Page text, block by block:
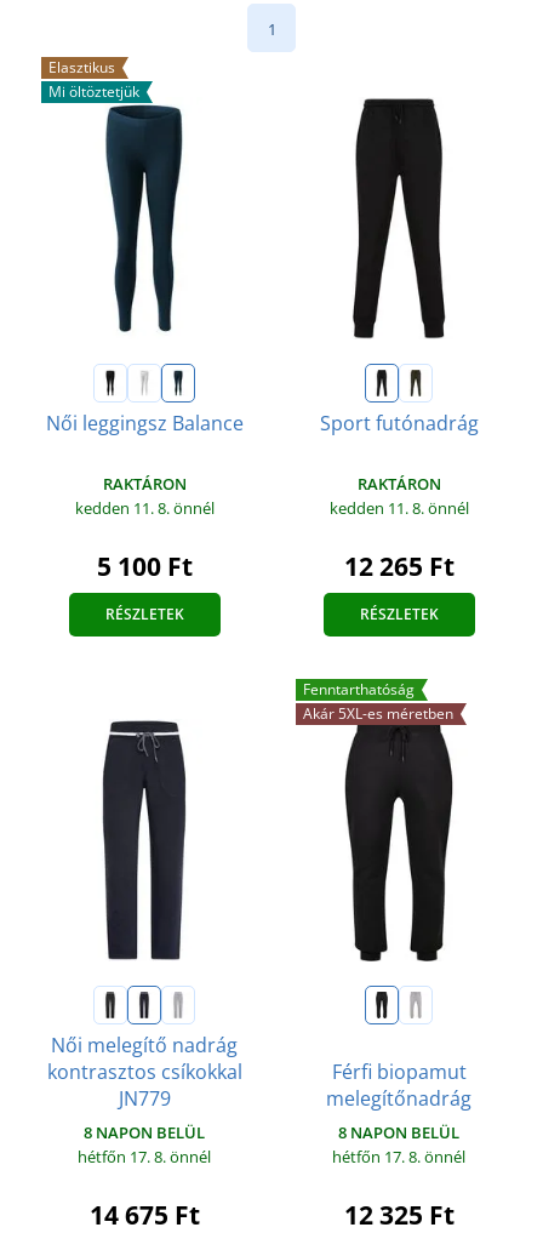
1
Elasztikus
Mi öltöztetjük
Női leggingsz Balance
RAKTÁRON
kedden 11. 8.önnél
5 100 Ft
RÉSZLETEK
Sport futónadrág
RAKTÁRON
kedden 11. 8.önnél
12 265 Ft
RÉSZLETEK
Női melegítő nadrág
kontrasztos csíkokkal
JN779
8 NAPON BELÜL
hétfőn 17. 8.önnél
14 675 Ft
Fenntarthatóság
Akár 5XL-es méretben
Férfi biopamut
melegítőnadrág
8 NAPON BELÜL
hétfőn 17. 8.önnél
12 325 Ft